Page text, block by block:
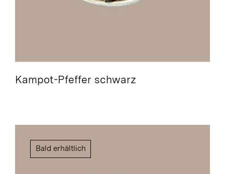
Kampot-Pfeffer schwarz
Bald erhältlich